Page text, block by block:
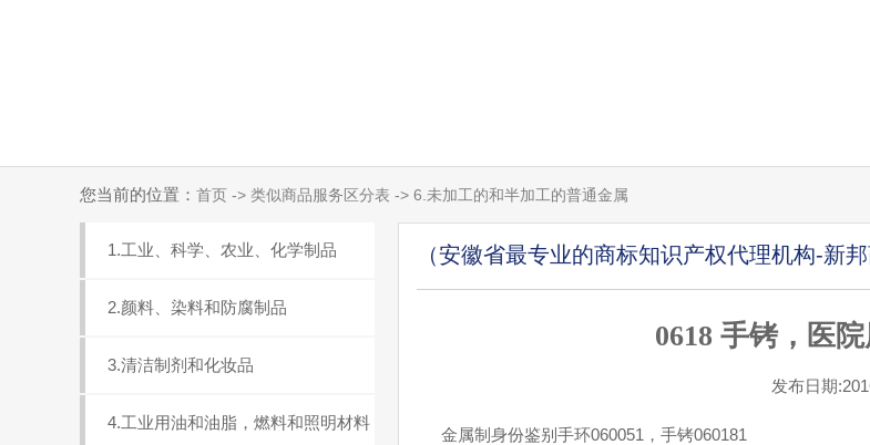
您当前的位置： 首页 -> 类似商品服务区分表 -> 6.未加工的和半加工的普通金属
1.工业、科学、农业、化学制品
2.颜料、染料和防腐制品
3.清洁制剂和化妆品
4.工业用油和油脂，燃料和照明材料
（安徽省最专业的商标知识产权代理机构-新邦
0618 手铐，医
发布日期
金属制身份鉴别手环060051，手铐060181